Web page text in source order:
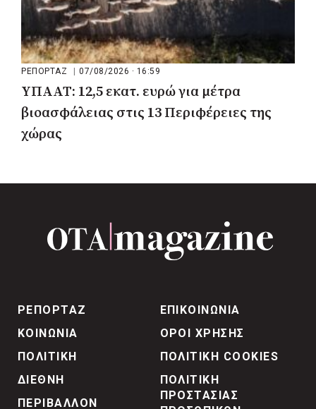
ΡΕΠΟΡΤΑΖ | 07/08/2026 · 16:59
ΥΠΑΑΤ: 12,5 εκατ. ευρώ για μέτρα
βιοασφάλειας στις 13 Περιφέρειες της
χώρας
ΡΕΠΟΡΤΑΖ
ΚΟΙΝΩΝΙΑ
ΠΟΛΙΤΙΚΗ
ΔΙΕΘΝΗ
ΠΕΡΙΒΑΛΛΟΝ
ΕΠΙΚΟΙΝΩΝΙΑ
ΟΡΟΙ ΧΡΗΣΗΣ
ΠΟΛΙΤΙΚΗ COOKIES
ΠΟΛΙΤΙΚΗ
ΠΡΟΣΤΑΣΙΑΣ